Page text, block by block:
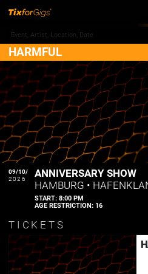
HARMFUL
09/10/
2026
ANNIVERSARY SHOW
HAMBURG •
START:8:00 PM
AGE RESTRICTION:16
TICKETS